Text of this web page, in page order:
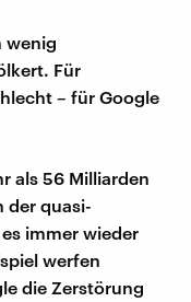
wenig
Für
– für Google
als 56 Milliarden
der quasi-
immer wieder
werfen
die Zerstörung